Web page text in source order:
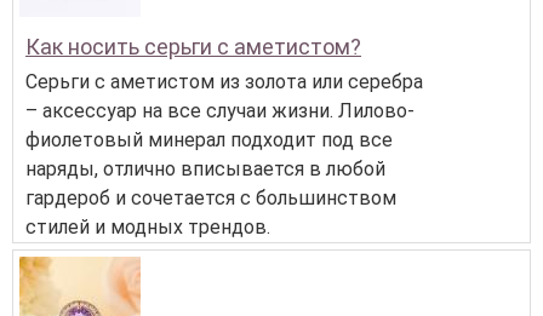
Как носить серьги с аметистом?
Серьги с аметистом из золота или серебра
– аксессуар на все случаи жизни. Лилово-
фиолетовый минерал подходит под все
наряды, отлично вписывается в любой
гардероб и сочетается с большинством
стилей и модных трендов.